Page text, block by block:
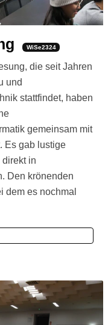
WiSe2324
die seit Jahren
und
stattfindet, haben
gemeinsam mit
Es gab lustige
in
Den krönenden
dem es nochmal